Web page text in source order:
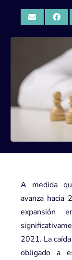
A medida
avanza hacia
expansión
2021. La
obligado a